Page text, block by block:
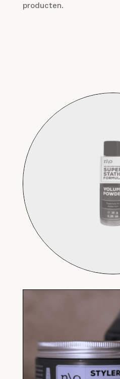
producten.